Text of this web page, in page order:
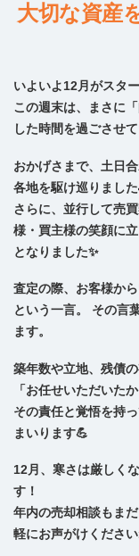
大切な資産
いよいよ12月がスタ
この週末は、まさに
した時間を過ごさせ
おかげさまで、土日
各地を駆け巡りまし
さらに、並行して売
様・買主様の笑顔に
となりました✨
査定の際、お客様か
という一言。 その言
ます。
築年数や立地、残債
「お任せいただいた
その責任と覚悟を持
まいります💪
12月、寒さは厳しく
す！
年内の売却相談もま
軽にお声がけくださ